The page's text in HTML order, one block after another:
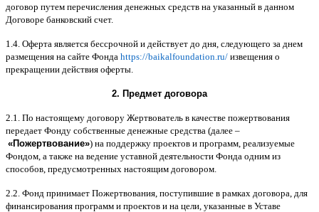
договор путем перечисления денежных средств на указанный в данном
Договоре банковский счет.
1.4. Оферта является бессрочной и действует до дня следующего за днем
размещения на сайте Фонда https://baikalfoundation.ru/ извещения о
прекращении действия оферты
2. Предмет договора
2.1. По настоящему договору Жертвователь в качестве пожертвования
передает Фонду собственные денежные средства (далее –
«Пожертвование») на поддержку проектов и программ реализуемые
Фондом а также на ведение уставной деятельности Фонда одним из
способов предусмотренных настоящим договором
2.2. Фонд принимает Пожертвования поступившие в рамках договора для
финансирования программ и проектов и на цели указанные в Уставе